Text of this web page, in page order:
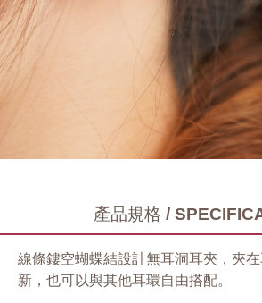
產品規格 /
線條鏤空蝴蝶結設計無耳洞耳夾，夾
新，也可以與其他耳環自由搭配。